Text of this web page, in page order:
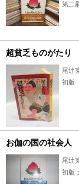
第二
超貧乏ものがたり
尾辻
初版
お伽の国の社会人
尾辻
初版